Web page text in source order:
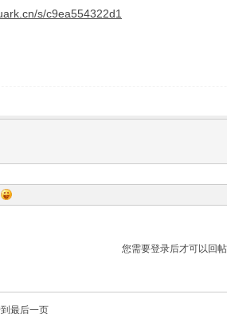
s/c9ea554322d1
您需要登录后才可以回帖
最后一页